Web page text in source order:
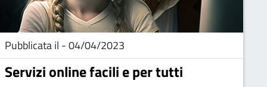
Pubblicata il - 04/04/2023
Servizi online facili e per tutti